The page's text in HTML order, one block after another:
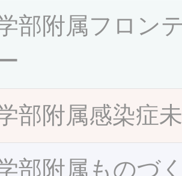
部附属フロン
部附属感染症
部附属ものづ